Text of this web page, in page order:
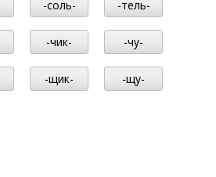
-соль- -тель-
-чик- -чу-
-щик- -щу-